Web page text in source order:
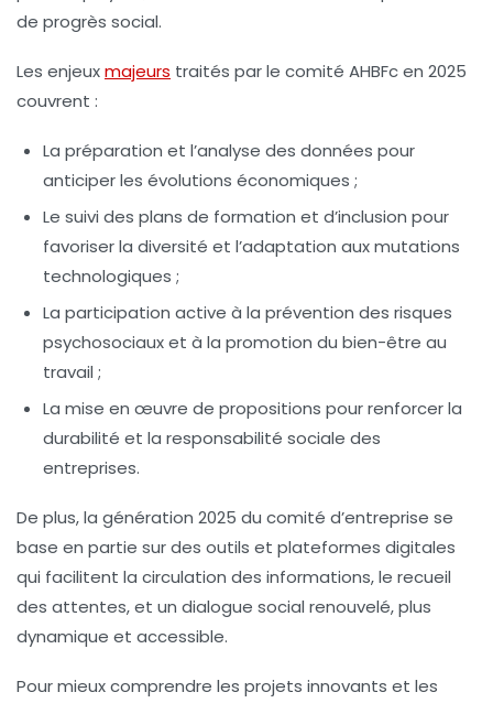
de progrès social.
Les enjeuxmajeurs traités par le comité AHBFc en 2025
couvrent :
La préparation et l’analyse des données pour
anticiper les évolutions économiques ;
Le suivi des plans de formation et d’inclusion pour
favoriser la diversité et l’adaptation aux mutations
technologiques ;
La participation active à la prévention des risques
psychosociaux et à la promotion du bien-être au
travail ;
La mise en œuvre de propositions pour renforcer la
durabilité et la responsabilité sociale des
entreprises.
De plus, la génération 2025 du comité d’entreprise se
base en partie sur des outils et plateformes digitales
qui facilitent la circulation des informations, le recueil
des attentes, et un dialogue social renouvelé, plus
dynamique et accessible.
Pour mieux comprendre les projets innovants et les